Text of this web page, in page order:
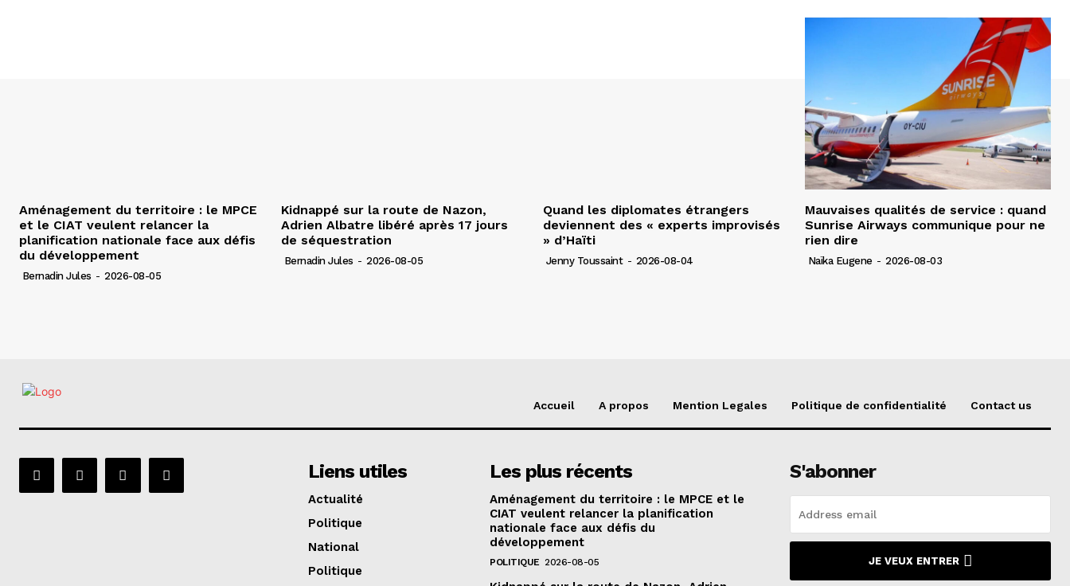
Aménagement du territoire : le MPCE
et le CIAT veulent relancer la
planification nationale face aux défis
du développement
Bernadin Jules - 2026-08-05
Kidnappé sur la route de Nazon,
Adrien Albatre libéré après 17 jours
de séquestration
Bernadin Jules - 2026-08-05
Quand les diplomates étrangers
deviennent des « experts improvisés
» d’Haïti
Jenny Toussaint - 2026-08-04
Mauvaises qualités de service : quand
Sunrise Airways communique pour ne
rien dire
Naïka Eugene - 2026-08-03
Accueil A propos Mention Legales Politique de confidentialité Contact us
Liens utiles
Actualité
Politique
National
Politique
Les plus récents
Aménagement du territoire : le MPCE et le
CIAT veulent relancer la planification
nationale face aux défis du
développement
POLITIQUE 2026-08-05
S'abonner
JE VEUX ENTRER